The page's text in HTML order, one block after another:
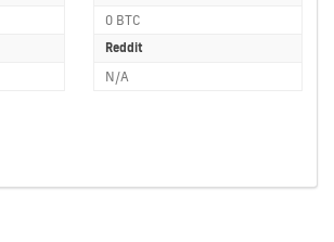
0 BTC
Reddit
N/A